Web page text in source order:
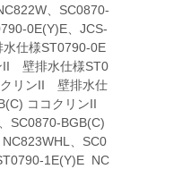
、SC0870-
0E(Y)E、JCS-
仕様ST0790-0E
II 壁排水仕様ST0
クリンII 壁排水仕
ココクリンII
SC0870-BGB(C)
、SC0
1E(Y)E NC